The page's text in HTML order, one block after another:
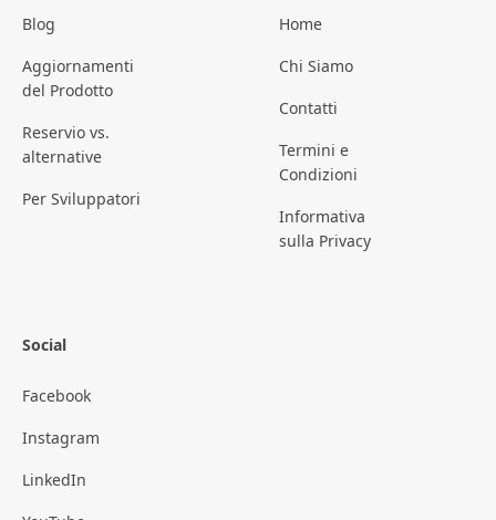
Blog
Aggiornamenti
del Prodotto
Reservio vs.
alternative
Per Sviluppatori
Home
Chi Siamo
Contatti
Termini e
Condizioni
Informativa
sulla Privacy
Social
Facebook
Instagram
LinkedIn